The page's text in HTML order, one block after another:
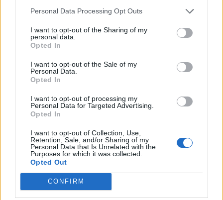
Personal Data Processing Opt Outs
I want to opt-out of the Sharing of my
personal data.
Opted In
I want to opt-out of the Sale of my
Personal Data.
Opted In
I want to opt-out of processing my
Personal Data for Targeted Advertising.
Opted In
I want to opt-out of Collection, Use,
Retention, Sale, and/or Sharing of my
Personal Data that Is Unrelated with the
Purposes for which it was collected.
Opted Out
CONFIRM
Grado universitario (preferiblemente en ámbitos técnico,
Formación valorable
europeos.
Máster o posgrado en gestión de proyectos, financiación
europea o derecho administrativo.
Experiencia
Mínimo de 3 años en un puesto similar, gestionando ayudas
Experiencia en redacción de propuestas y justificación de
proyectos financiados.
Idiomas
Nivel de inglés alto (mínimo B2, valorable C1).
Competencias clave